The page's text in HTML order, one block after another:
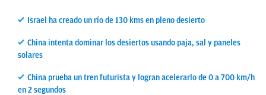
Israel ha creado un río de 130 kms en pleno desierto
China intenta dominar los desiertos usando paja, sal y paneles
solares
China prueba un tren futurista y logran acelerarlo de 0 a 700 km/h
en 2 segundos